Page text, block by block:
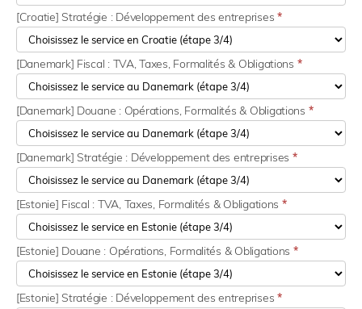
[Croatie] Stratégie : Développement des entreprises *
[Danemark] Fiscal : TVA, Taxes, Formalités & Obligations *
[Danemark] Douane : Opérations, Formalités & Obligations *
[Danemark] Stratégie : Développement des entreprises *
[Estonie] Fiscal : TVA, Taxes, Formalités & Obligations *
[Estonie] Douane : Opérations, Formalités & Obligations *
[Estonie] Stratégie : Développement des entreprises *